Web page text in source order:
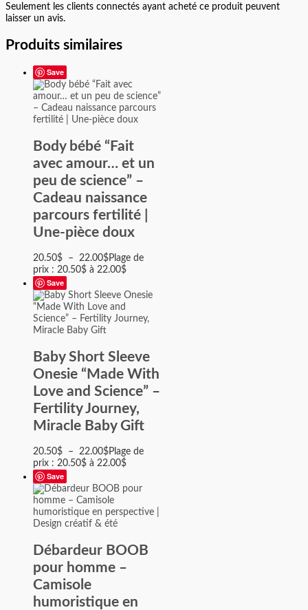
Seulement les clients connectés ayant acheté ce produit peuvent
laisser un avis.
Produits similaires
Save
Body bébé “Fait
avec amour… et un
peu de science” –
Cadeau naissance
parcours fertilité |
Une‑pièce doux
20.50$ – 22.00$Plage de
prix : 20.50$ à 22.00$
Save
Baby Short Sleeve
Onesie “Made With
Love and Science” –
Fertility Journey,
Miracle Baby Gift
20.50$ – 22.00$Plage de
prix : 20.50$ à 22.00$
Save
Débardeur BOOB
pour homme –
Camisole
humoristique en